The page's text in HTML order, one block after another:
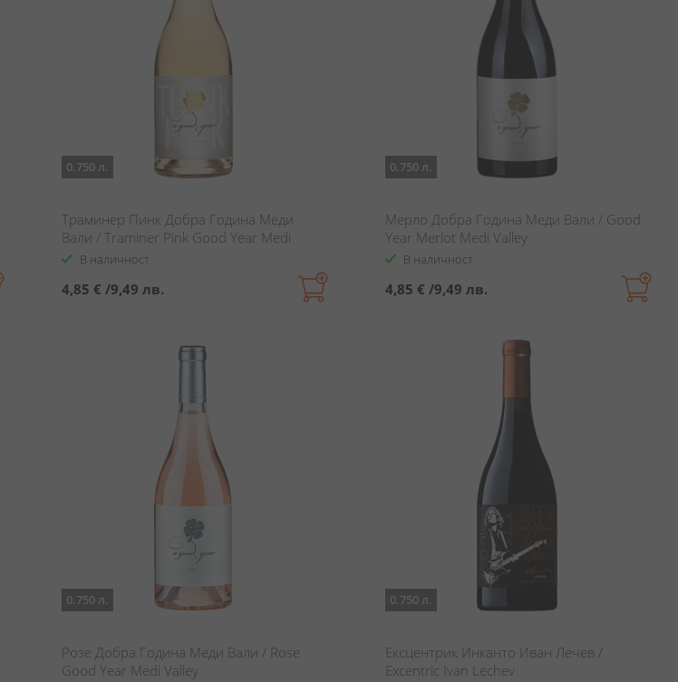
0.750 л.
Траминер Пинк Добра Година Меди
Вали / Traminer Pink Good Year Medi
ValleyВ наличност
4,85 € /9,49 лв.
0.750 л.
Мерло Добра Година Меди Вали / Good
Year Merlot Medi Valley
В наличност
4,85 € /9,49 лв.
0.750 л.
Розе Добра Година Меди Вали / Rose
Good Year Medi Valley
0.750 л.
Ексцентрик Инканто Иван Лечев /
Excentric Ivan Lechev